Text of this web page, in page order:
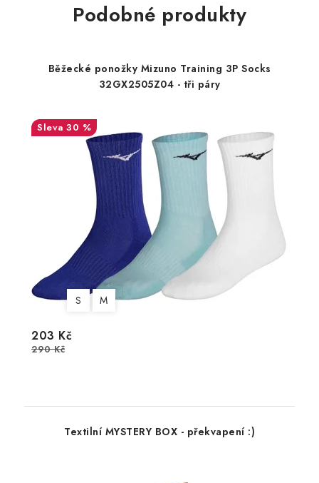
Podobné produkty
Běžecké ponožky Mizuno Training 3P Socks
32GX2505Z04 - tři páry
30 %
S M
203 Kč
290 Kč
Textilní MYSTERY BOX - překvapení :)